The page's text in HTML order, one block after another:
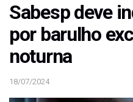
Sabesp deve
por barulho
noturna
18/07/2024